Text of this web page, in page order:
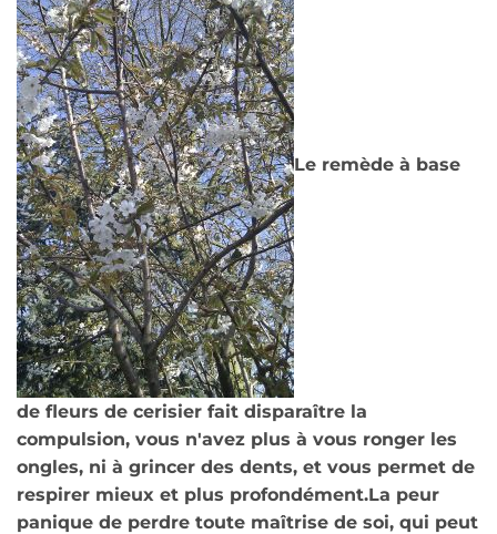
Le remède à base
de fleurs de cerisier fait disparaître la
compulsion, vous n'avez plus à vous ronger les
ongles, ni à grincer des dents, et vous permet de
respirer mieux et plus profondément.La peur
panique de perdre toute maîtrise de soi, qui peut